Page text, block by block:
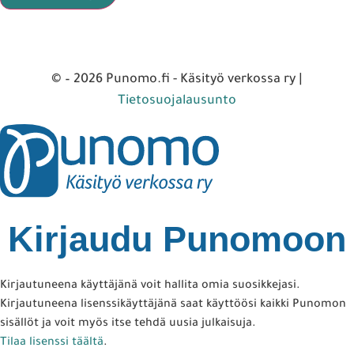
© – 2026 Punomo.fi - Käsityö verkossa ry |
Tietosuojalausunto
Kirjaudu Punomoon
Kirjautuneena käyttäjänä voit hallita omia suosikkejasi.
Kirjautuneena lisenssikäyttäjänä saat käyttöösi kaikki Punomon
sisällöt ja voit myös itse tehdä uusia julkaisuja.
Tilaa lisenssi täältä.